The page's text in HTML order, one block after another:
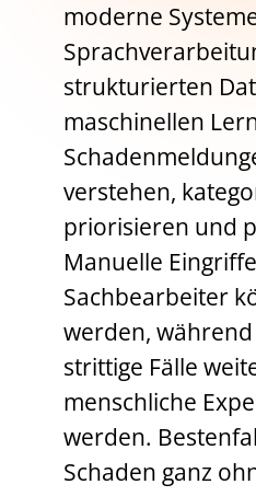
moderne
strukturierten
maschinellen
verstehen,
priorisieren und
Manuelle
Sachbearbeiter
werden,
strittige Fälle
menschliche
werden.
Schaden ganz